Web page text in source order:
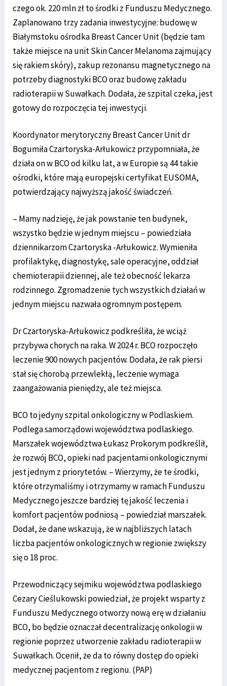
czego ok. 220 mln zł to środki z Funduszu Medycznego.
Zaplanowano trzy zadania inwestycyjne: budowę w
Białymstoku ośrodka Breast Cancer Unit (będzie tam
także miejsce na unit Skin Cancer Melanoma zajmujący
się rakiem skóry), zakup rezonansu magnetycznego na
potrzeby diagnostyki BCO oraz budowę zakładu
radioterapii w Suwałkach. Dodała, że szpital czeka, jest
gotowy do rozpoczęcia tej inwestycji.
Koordynator merytoryczny Breast Cancer Unit dr
Bogumiła Czartoryska-Arłukowicz przypomniała, że
działa on w BCO od kilku lat, a w Europie są 44 takie
ośrodki, które mają europejski certyfikat EUSOMA,
potwierdzający najwyższą jakość świadczeń.
– Mamy nadzieję, że jak powstanie ten budynek,
wszystko będzie w jednym miejscu – powiedziała
dziennikarzom Czartoryska -Arłukowicz. Wymieniła
profilaktykę, diagnostykę, sale operacyjne, oddział
chemioterapii dziennej, ale też obecność lekarza
rodzinnego. Zgromadzenie tych wszystkich działań w
jednym miejscu nazwała ogromnym postępem.
Dr Czartoryska-Arłukowicz podkreśliła, że wciąż
przybywa chorych na raka. W 2024 r. BCO rozpoczęło
leczenie 900 nowych pacjentów. Dodała, że rak piersi
stał się chorobą przewlekłą, leczenie wymaga
zaangażowania pieniędzy, ale też miejsca.
BCO to jedyny szpital onkologiczny w Podlaskiem.
Podlega samorządowi województwa podlaskiego.
Marszałek województwa Łukasz Prokorym podkreślił,
że rozwój BCO, opieki nad pacjentami onkologicznymi
jest jednym z priorytetów. – Wierzymy, że te środki,
które otrzymaliśmy i otrzymamy w ramach Funduszu
Medycznego jeszcze bardziej tę jakość leczenia i
komfort pacjentów podniosą – powiedział marszałek.
Dodał, że dane wskazują, że w najbliższych latach
liczba pacjentów onkologicznych w regionie zwiększy
się o 18 proc.
Przewodniczący sejmiku województwa podlaskiego
Cezary Cieślukowski powiedział, że projekt wsparty z
Funduszu Medycznego otworzy nową erę w działaniu
BCO, bo będzie oznaczał decentralizację onkologii w
regionie poprzez utworzenie zakładu radioterapii w
Suwałkach. Ocenił, że da to równy dostęp do opieki
medycznej pacjentom z regionu. (PAP)